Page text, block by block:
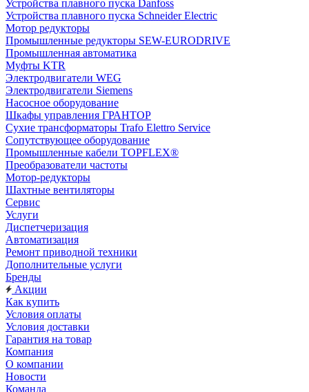
Устройства плавного пуска Danfoss
Устройства плавного пуска Schneider Electric
Мотор редукторы
Промышленные редукторы SEW-EURODRIVE
Промышленная автоматика
Муфты KTR
Электродвигатели WEG
Электродвигатели Siemens
Насосное оборудование
Шкафы управления ГРАНТОР
Сухие трансформаторы Trafo Elettro Service
Сопутствующее оборудование
Промышленные кабели TOPFLEX®
Преобразователи частоты
Мотор-редукторы
Шахтные вентиляторы
Сервис
Услуги
Диспетчеризация
Автоматизация
Ремонт приводной техники
Дополнительные услуги
Бренды
Акции
Как купить
Условия оплаты
Условия доставки
Гарантия на товар
Компания
О компании
Новости
Команда